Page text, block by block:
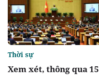
Xem xét, thông qua 15
Thời sự